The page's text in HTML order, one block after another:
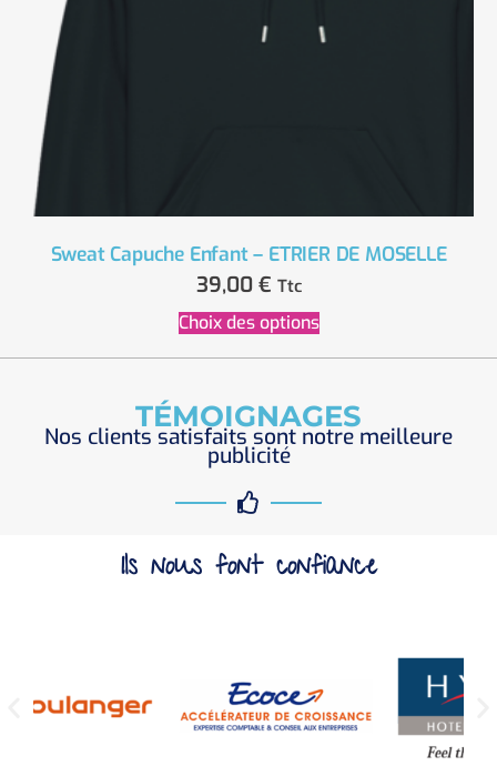
Sweat Capuche Enfant – ETRIER DE MOSELLE
39,00 € Ttc
Choix des options
TÉMOIGNAGES
Nos clients satisfaits sont notre meilleure
publicité
Ils nous font confiance